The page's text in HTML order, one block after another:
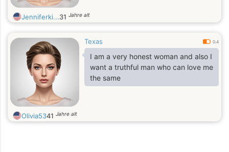
Jenniferki...31 Jahre alt
Texas 0.4
I am a very honest woman and also I
want a truthful man who can love me
the same
Olivia5341 Jahre alt